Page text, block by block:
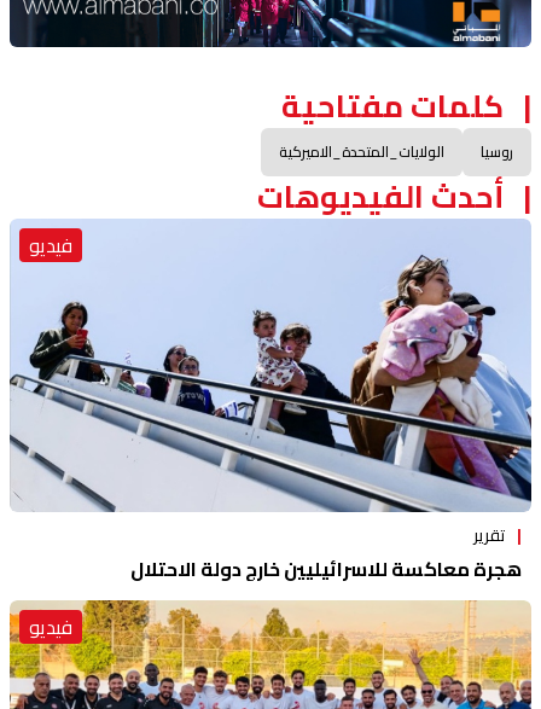
كلمات مفتاحية
روسيا الولايات_المتحدة_الاميركية
أحدث الفيديوهات
فيديو
تقرير
هجرة معاكسة للاسرائيليين خارج دولة الاحتلال
فيديو